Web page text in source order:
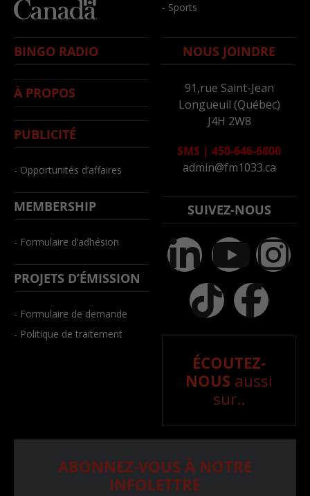
- Sports
BINGO RADIO
À PROPOS
PUBLICITÉ
- Opportunités d’affaires
MEMBERSHIP
- Formulaire d’adhésion
PROJETS D’ÉMISSION
- Formulaire de demande
- Politique de traitement
NOUS JOINDRE
91,rue Saint-Jean
Longueuil (Québec)
J4H 2W8
SMS | 450-646-6800
admin@fm1033.ca
SUIVEZ-NOUS
ÉCOUTEZ-
NOUS aussi
sur..
ABONNEZ-VOUS À NOTRE
INFOLETTRE